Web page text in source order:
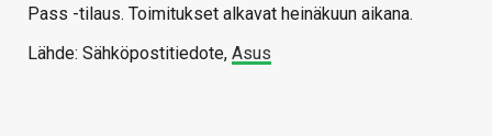
Pass -tilaus. Toimitukset alkavat heinäkuun aikana.
Lähde: Sähköpostitiedote, Asus